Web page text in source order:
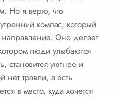
Но я верю, что
компас, который
направление. Оно делает
люди улыбаются
становится уютнее и
нет травли, а есть
в место, куда хочется